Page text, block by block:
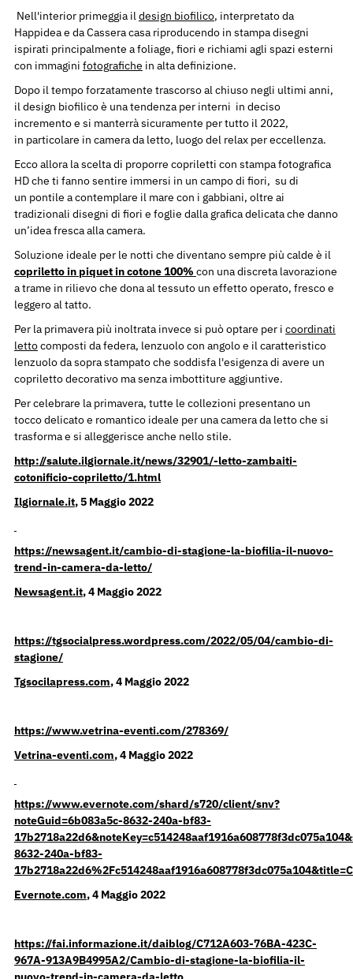
Nell'interior primeggia ildesign biofilico, interpretato da
Happidea e da Cassera casa riproducendo in stampa disegni
ispirati principalmente a foliage, fiori e richiami agli spazi esterni
con immagini fotografiche in alta definizione.
Dopo il tempo forzatamente trascorso al chiuso negli ultimi anni,
il design biofilico è una tendenza per interni in deciso
incremento e si manterrà sicuramente per tutto il 2022,
in particolare in camera da letto, luogo del relax per eccellenza.
Ecco allora la scelta di proporre copriletti con stampa fotografica
HD che ti fanno sentire immersi in un campo di fiori, su di
un pontile a contemplare il mare con i gabbiani, oltre ai
tradizionali disegni di fiori e foglie dalla grafica delicata che danno
un’idea fresca alla camera.
Soluzione ideale per le notti che diventano sempre più calde è il
copriletto in piquet in cotone 100% con una discreta lavorazione
a trame in rilievo che dona al tessuto un effetto operato, fresco e
leggero al tatto.
Per la primavera più inoltrata invece si può optare per i coordinati
lettocomposti da federa, lenzuolo con angolo e il caratteristico
lenzuolo da sopra stampato che soddisfa l'esigenza di avere un
copriletto decorativo ma senza imbottiture aggiuntive.
Per celebrare la primavera, tutte le collezioni presentano un
tocco delicato e romantico ideale per una camera da letto che si
trasforma e si alleggerisce anche nello stile.
http://salute.ilgiornale.it/news/32901/-letto-zambaiti-
cotonificio-copriletto/1.html
Ilgiornale.it, 5 Maggio 2022
https://newsagent.it/cambio-di-stagione-la-biofilia-il-nuovo-
trend-in-camera-da-letto/
Newsagent.it, 4 Maggio 2022
https://tgsocialpress.wordpress.com/2022/05/04/cambio-di-
stagione/
Tgsocilapress.com, 4 Maggio 2022
https://www.vetrina-eventi.com/278369/
Vetrina-eventi.com, 4 Maggio 2022
https://www.evernote.com/shard/s720/client/snv?
noteGuid=6b083a5c-8632-240a-bf83-
8632-240a-bf83-
Evernote.com, 4 Maggio 2022
https://fai.informazione.it/daiblog/C712A603-76BA-423C-
967A-913A9B4995A2/Cambio-di-stagione-la-biofilia-il-